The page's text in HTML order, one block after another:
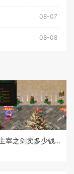
08-07
08-08
原始传奇主宰之剑卖多少钱一个